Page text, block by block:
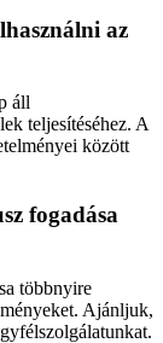
az
áll
teljesítéséhez. A
között
fogadása
többnyire
Ajánljuk,